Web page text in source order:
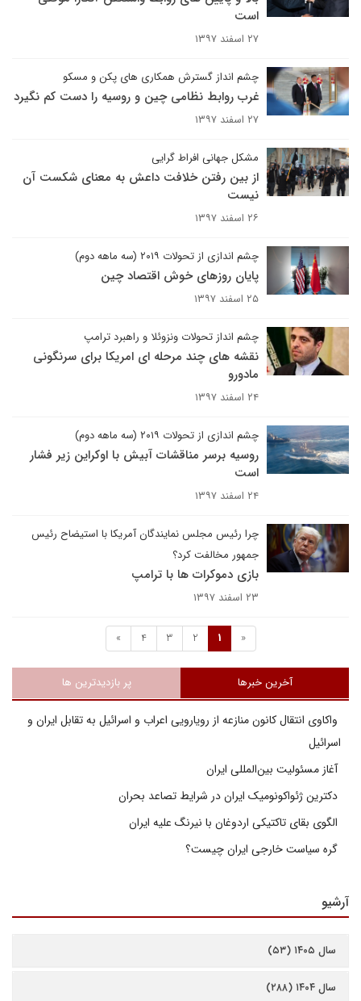
است
۲۷ اسفند ۱۳۹۷
چشم انداز گسترش همکاری های پکن و مسکو
غرب روابط نظامی چین و روسیه را دست کم نگیرد
۲۷ اسفند ۱۳۹۷
مشکل جهانی افراط گرایی
از بین رفتن خلافت داعش به معنای شکست آن
نیست
۲۶ اسفند ۱۳۹۷
چشم اندازی از تحولات ۲۰۱۹ (سه ماهه دوم)
پایان روزهای خوش اقتصاد چین
۲۵ اسفند ۱۳۹۷
چشم انداز تحولات ونزوئلا و راهبرد ترامپ
نقشه های چند مرحله ای امریکا برای سرنگونی
مادورو
۲۴ اسفند ۱۳۹۷
چشم اندازی از تحولات ۲۰۱۹ (سه ماهه دوم)
روسیه برسر مناقشات آبیش با اوکراین زیر فشار
است
۲۴ اسفند ۱۳۹۷
چرا رئیس مجلس نمایندگان آمریکا با استیضاح رئیس
جمهور مخالفت کرد؟
بازی دموکرات ها با ترامپ
۲۳ اسفند ۱۳۹۷
«
1
2
3
4
»
آخرین خبرها پر بازدیدترین ها
واکاوی انتقال کانون منازعه از رویارویی اعراب و اسرائیل به تقابل ایران و
اسرائیل
آغاز مسئولیت بین‌المللی ایران
دکترین ژئواکونومیک ایران در شرایط تصاعد بحران
الگوی بقای تاکتیکی اردوغان با نیرنگ علیه ایران
گره سیاست خارجی ایران چیست؟
آرشیو
سال ۱۴۰۵ (۵۳)
سال ۱۴۰۴ (۲۸۸)